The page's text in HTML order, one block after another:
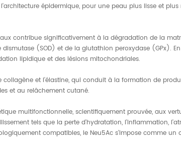
épidermique, pour une peau plus lisse et plus
contribue significativement à la dégradation de la
(SOD) et de la glutathion peroxydase (GPx).
lipidique et des lésions mitochondriales.
et l'élastine, qui conduit à la formation de
et au relâchement cutané.
multifonctionnelle, scientifiquement prouvée, aux
tels que la perte d'hydratation, l'inflammation,
compatibles, le Neu5Ac s'impose comme